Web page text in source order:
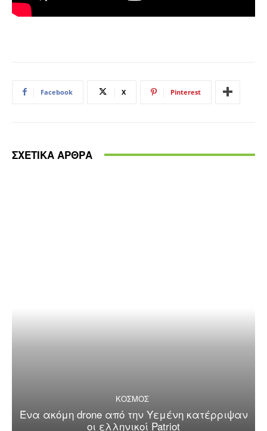
Facebook X Pinterest
ΣΧΕΤΙΚΑ ΑΡΘΡΑ
ΚΟΣΜΟΣ
Ένα ακόμη drone από την Υεμένη κατέρριψαν
οι ελληνικοί Patriot